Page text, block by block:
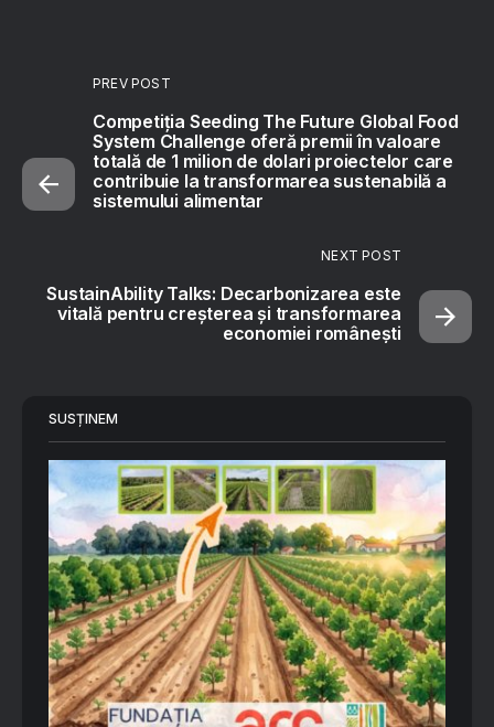
PREV POST
Competiția Seeding The Future Global Food
System Challenge oferă premii în valoare
totală de 1 milion de dolari proiectelor care
contribuie la transformarea sustenabilă a
sistemului alimentar
NEXT POST
SustainAbility Talks: Decarbonizarea este
vitală pentru creșterea și transformarea
economiei românești
SUSȚINEM